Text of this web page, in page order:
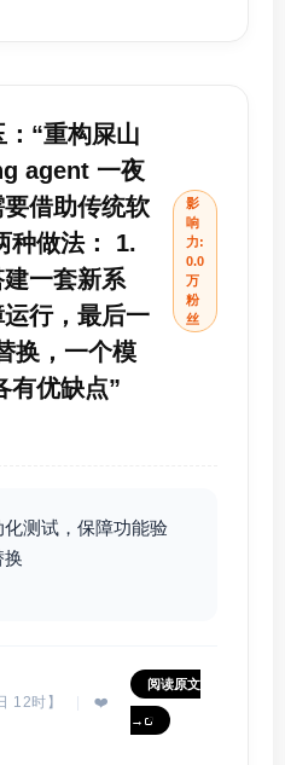
“重构屎山
agent 一夜
借助传统软
种做法： 1.
一套新系
行，最后一
换，一个模
有优缺点”
影
响
力:
0.0
万
粉
丝
测试，保障功能验
换
12时】
❤️
阅读原文
→